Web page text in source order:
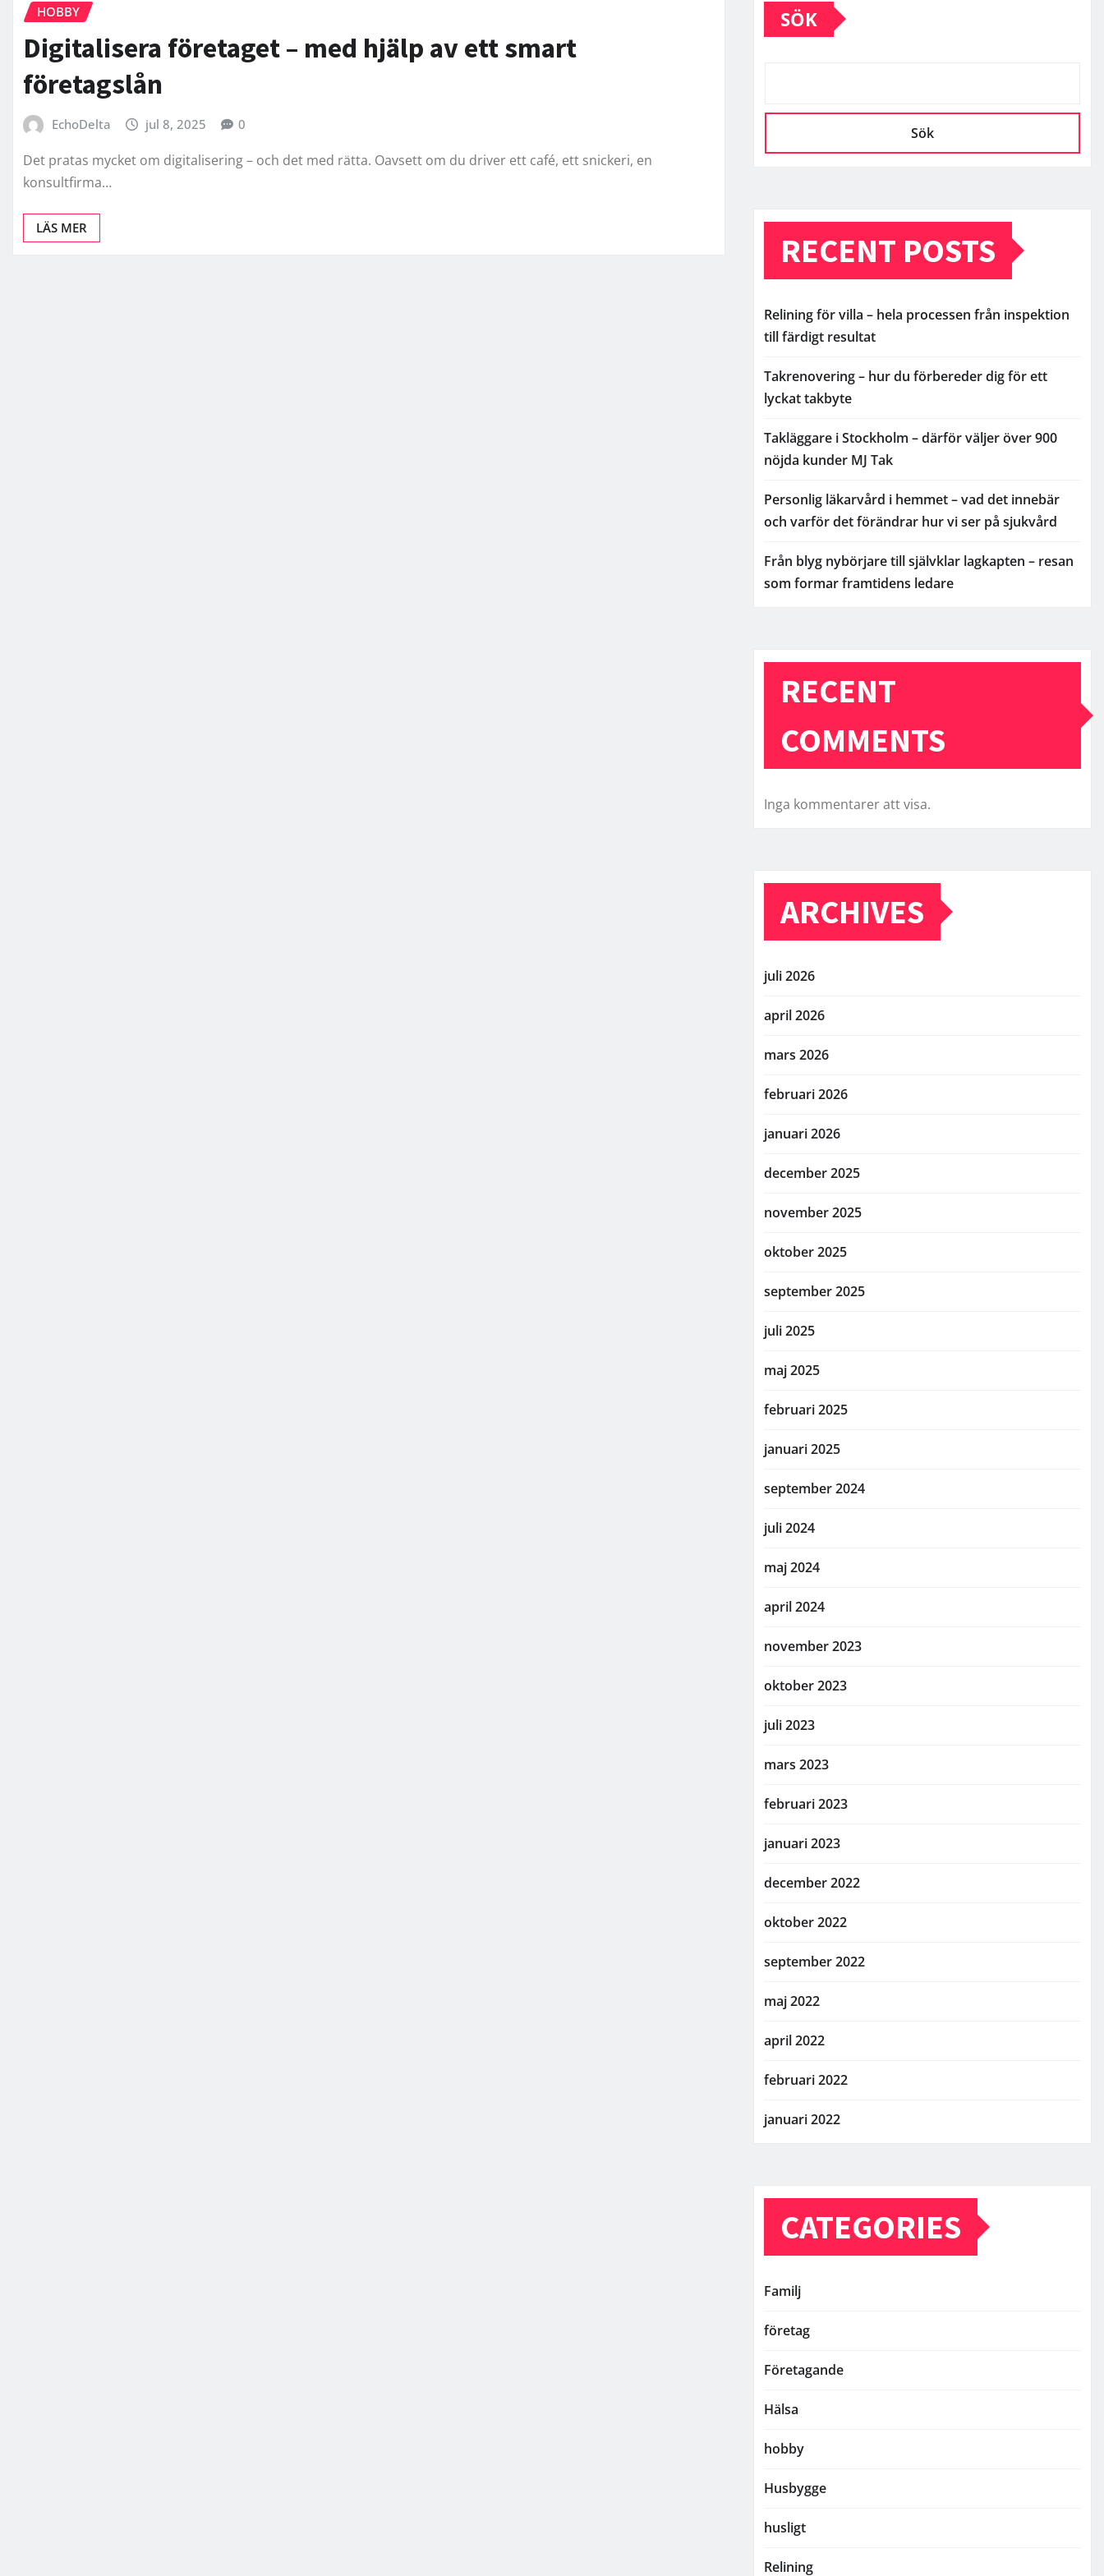
HOBBY
Digitalisera företaget – med hjälp av ett smart
företagslån
EchoDelta jul 8, 2025 0
Det pratas mycket om digitalisering – och det med rätta. Oavsett om du driver ett café, ett snickeri, en
konsultfirma…
LÄS MER
SÖK
Sök
RECENT POSTS
Relining för villa – hela processen från inspektion
till färdigt resultat
Takrenovering – hur du förbereder dig för ett
lyckat takbyte
Takläggare i Stockholm – därför väljer över 900
nöjda kunder MJ Tak
Personlig läkarvård i hemmet – vad det innebär
och varför det förändrar hur vi ser på sjukvård
Från blyg nybörjare till självklar lagkapten – resan
som formar framtidens ledare
RECENT
COMMENTS
Inga kommentarer att visa.
ARCHIVES
juli 2026
april 2026
mars 2026
februari 2026
januari 2026
december 2025
november 2025
oktober 2025
september 2025
juli 2025
maj 2025
februari 2025
januari 2025
september 2024
juli 2024
maj 2024
april 2024
november 2023
oktober 2023
juli 2023
mars 2023
februari 2023
januari 2023
december 2022
oktober 2022
september 2022
maj 2022
april 2022
februari 2022
januari 2022
CATEGORIES
Familj
företag
Företagande
Hälsa
hobby
Husbygge
husligt
Relining